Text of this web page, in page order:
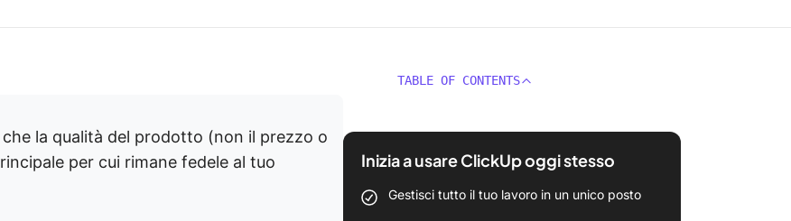
la qualità del prodotto (non il prezzo o
per cui rimane fedele al tuo
TABLE OF CONTENTS
Inizia a usare ClickUp oggi stesso
Gestisci tutto il tuo lavoro in un unico posto